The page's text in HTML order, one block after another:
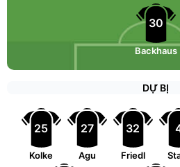
30
Backhaus
DỰ BỊ
25
Kolke
27
Agu
32
Friedl